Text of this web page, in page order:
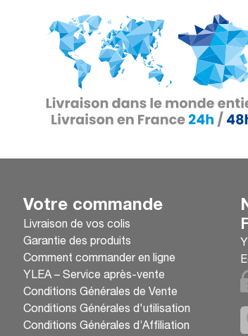
Votre commande
Livraison de vos colis
Garantie des produits
Comment commander en ligne
YLEA – Service après-vente
Conditions Générales de Vente
Conditions Générales d'utilisation
Conditions Générales d’Affiliation